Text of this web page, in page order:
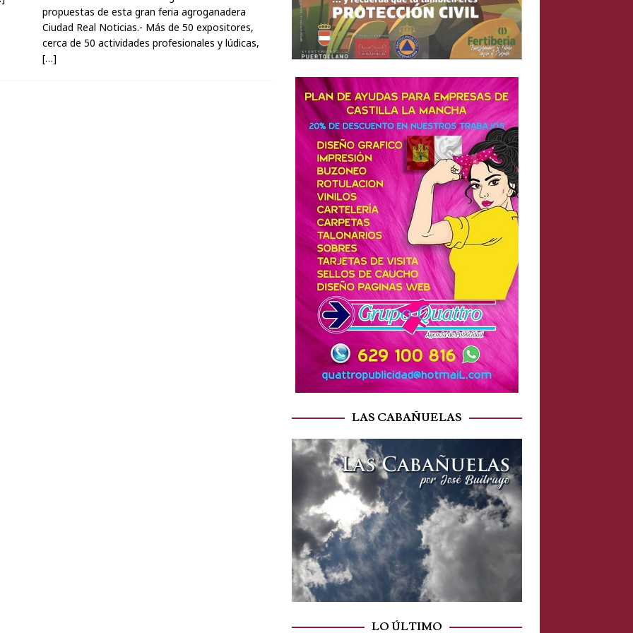
propuestas de esta gran feria agroganadera
Ciudad Real Noticias.- Más de 50 expositores,
cerca de 50 actividades profesionales y lúdicas,
[…]
LAS CABAÑUELAS
LO ÚLTIMO